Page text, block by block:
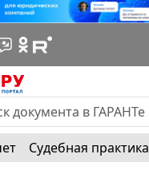
Судебная практика